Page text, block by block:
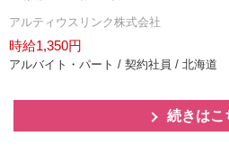
アルティウスリンク株式会社
時給1,350円
アルバイト・パート / 契約社員 / 北海道
続きはこ